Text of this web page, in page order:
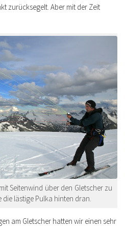
zurücksegelt. Aber mit der Zeit
Seitenwind über den Gletscher zu
lästige Pulka hinten dran.
am Gletscher hatten wir einen sehr